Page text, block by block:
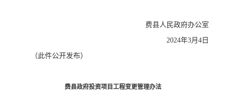
费县人民政府办公室
2024年3月4日
（此件公开发布）
费县政府投资项目工程变更管理办法